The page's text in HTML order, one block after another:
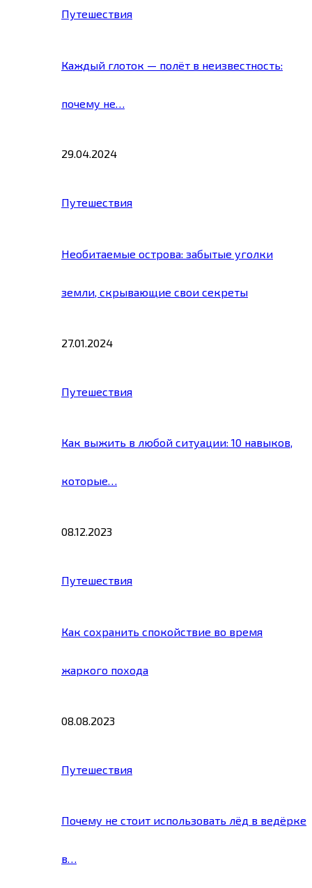
Путешествия
Каждый глоток — полёт в неизвестность:
почему не…
29.04.2024
Путешествия
Необитаемые острова: забытые уголки
земли, скрывающие свои секреты
27.01.2024
Путешествия
Как выжить в любой ситуации: 10 навыков,
которые…
08.12.2023
Путешествия
Как сохранить спокойствие во время
жаркого похода
08.08.2023
Путешествия
Почему не стоит использовать лёд в ведёрке
в…